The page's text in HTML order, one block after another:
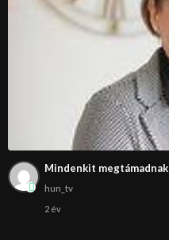
Mindenkit
hun_tv
2 év